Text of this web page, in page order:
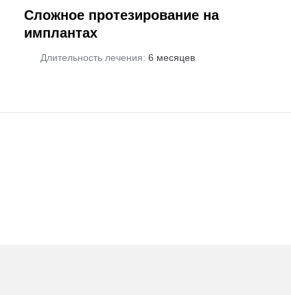
Сложное протезирование на
имплантах
Длительность лечения:6 месяцев